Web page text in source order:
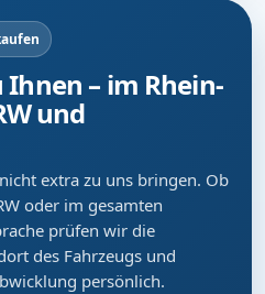
– im Rhein-
und
extra zu uns bringen. Ob
oder im gesamten
prüfen wir die
des Fahrzeugs und
persönlich.